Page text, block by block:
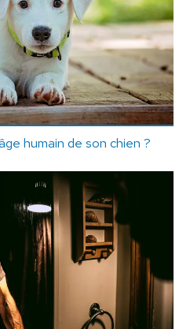
humain de son chien ?